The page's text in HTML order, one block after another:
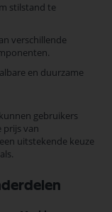
stilstand te
verschillende
en duurzame
kunnen gebruikers
van
uitstekende keuze